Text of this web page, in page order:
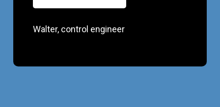
Walter, control engineer